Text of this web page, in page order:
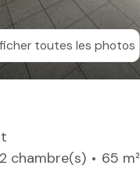
toutes les photos
2 chambre(s)
65 m²